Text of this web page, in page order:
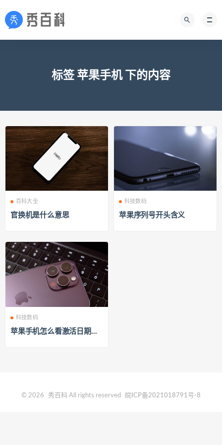
标签 苹果手机 下的内容
百科大全
官换机是什么意思
科技数码
苹果序列号开头含义
科技数码
苹果手机怎么看激活日期查
© 2026 秀百科 All rights reserved 皖ICP备2021018791号-8